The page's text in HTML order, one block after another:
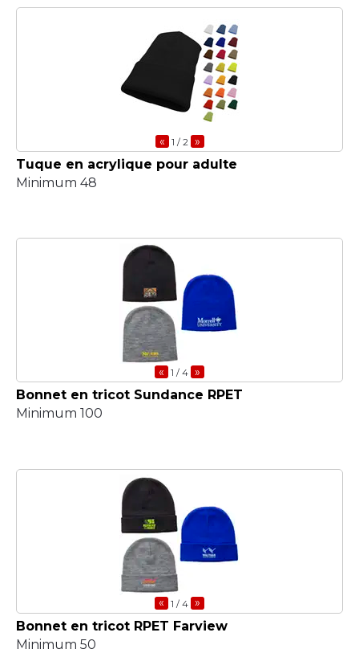
« 1 / 2 »
Tuque en acrylique pour adulte
Minimum 48
« 1 / 4 »
Bonnet en tricot Sundance RPET
Minimum 100
« 1 / 4 »
Bonnet en tricot RPET Farview
Minimum 50